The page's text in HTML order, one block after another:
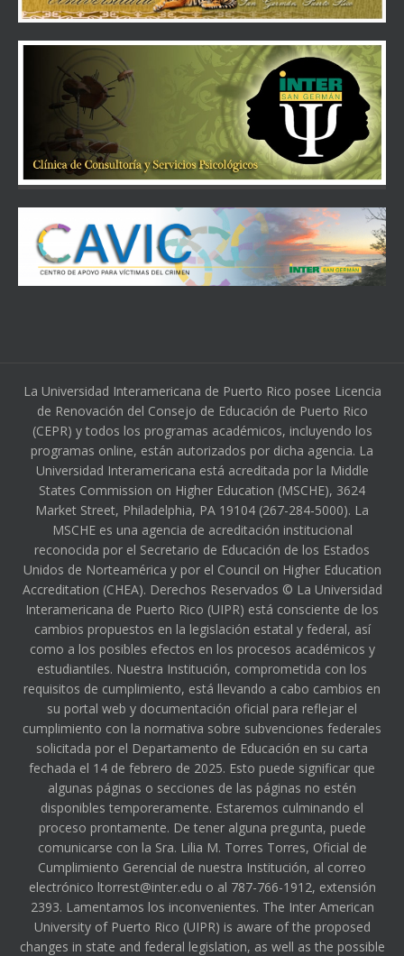
La Universidad Interamericana de Puerto Rico posee Licencia
de Renovación del Consejo de Educación de Puerto Rico
(CEPR) y todos los programas académicos, incluyendo los
programas online, están autorizados por dicha agencia. La
Universidad Interamericana está acreditada por la Middle
States Commission on Higher Education (MSCHE), 3624
Market Street, Philadelphia, PA 19104 (267-284-5000). La
MSCHE es una agencia de acreditación institucional
reconocida por el Secretario de Educación de los Estados
Unidos de Norteamérica y por el Council on Higher Education
Accreditation (CHEA). Derechos Reservados © La Universidad
Interamericana de Puerto Rico (UIPR) está consciente de los
cambios propuestos en la legislación estatal y federal, así
como a los posibles efectos en los procesos académicos y
estudiantiles. Nuestra Institución, comprometida con los
requisitos de cumplimiento, está llevando a cabo cambios en
su portal web y documentación oficial para reflejar el
cumplimiento con la normativa sobre subvenciones federales
solicitada por el Departamento de Educación en su carta
fechada el 14 de febrero de 2025. Esto puede significar que
algunas páginas o secciones de las páginas no estén
disponibles temporeramente. Estaremos culminando el
proceso prontamente. De tener alguna pregunta, puede
comunicarse con la Sra. Lilia M. Torres Torres, Oficial de
Cumplimiento Gerencial de nuestra Institución, al correo
electrónico ltorrest@inter.edu o al 787-766-1912, extensión
2393. Lamentamos los inconvenientes. The Inter American
University of Puerto Rico (UIPR) is aware of the proposed
changes in state and federal legislation, as well as the possible